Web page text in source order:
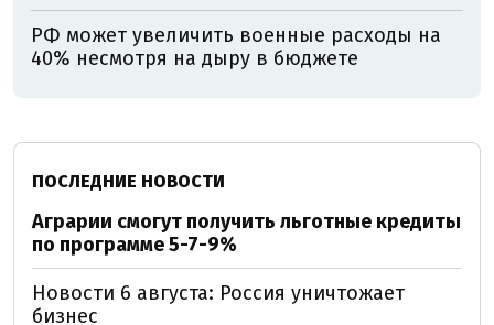
РФ может увеличить военные расходы на
40% несмотря на дыру в бюджете
ПОСЛЕДНИЕ НОВОСТИ
Аграрии смогут получить льготные кредиты
по программе 5-7-9%
Новости 6 августа: Россия уничтожает
бизнес